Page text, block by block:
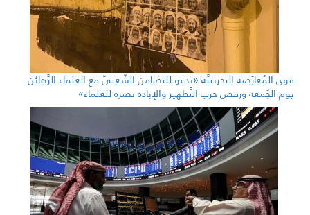
قوى المُعارَضة البحرينيَّة «تدعو للتضامن الشّعبيّ مع العلماء الرَّهائن
يوم الجُمعة ورفض حرب التَّطهير والإبادة نصرة للعلماء»